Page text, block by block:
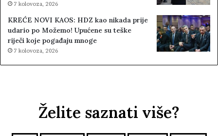
7 kolovoza, 2026
KREĆE NOVI KAOS: HDZ kao nikada prije
udario po Možemo! Upućene su teške
riječi koje pogađaju mnoge
7 kolovoza, 2026
Želite saznati više?